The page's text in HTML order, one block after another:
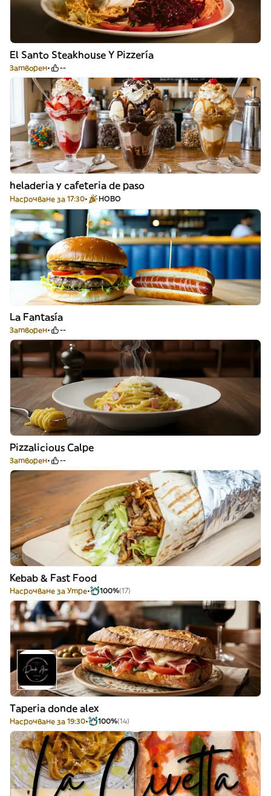
El Santo Steakhouse Y Pizzería
Затворен --
heladeria y cafeteria de paso
Насрочване за 17:30 НОВО
La Fantasía
Затворен --
Pizzalicious Calpe
Затворен --
Kebab & Fast Food
Насрочване за Утре 100%(17)
Taperia donde alex
Насрочване за 19:30 100%(14)